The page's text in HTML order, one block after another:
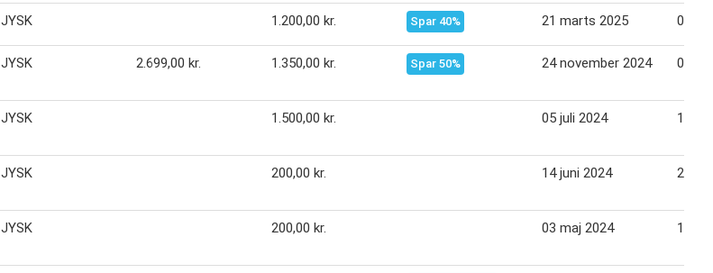
JYSK 1.200,00 kr. Spar 40% 21 marts 2025 03
JYSK 2.699,00 kr. 1.350,00 kr. Spar 50% 24 november 2024 01
JYSK 1.500,00 kr. 05 juli 2024 18
JYSK 200,00 kr. 14 juni 2024 27
JYSK 200,00 kr. 03 maj 2024 14